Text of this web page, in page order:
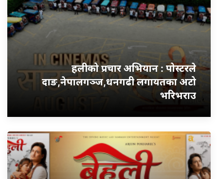
हलीको प्रचार अभियान : पोस्टरले
दाङ,नेपालगञ्ज,धनगढी लगायतका अटो
भरिभराउ